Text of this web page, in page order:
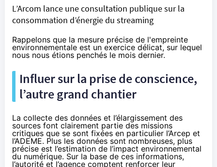
L’Arcom lance une consultation publique sur la
consommation d’énergie du streaming
Rappelons que la mesure précise de l'empreinte
environnementale est un exercice délicat, sur lequel
nous nous étions penchés le mois dernier.
Influer sur la prise de conscience,
l’autre grand chantier
La collecte des données et l’élargissement des
sources font clairement partie des missions
critiques que se sont fixées en particulier l’Arcep et
l’ADEME. Plus les données sont nombreuses, plus
précise est l’estimation de l’impact environnemental
du numérique. Sur la base de ces informations,
l’autorité et l’agence comptent renforcer leur